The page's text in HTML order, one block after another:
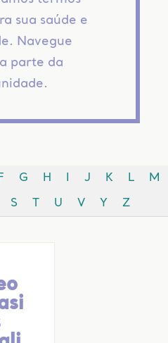
sua saúde e
Navegue
parte da
F G H J K L M
S U V Y Z